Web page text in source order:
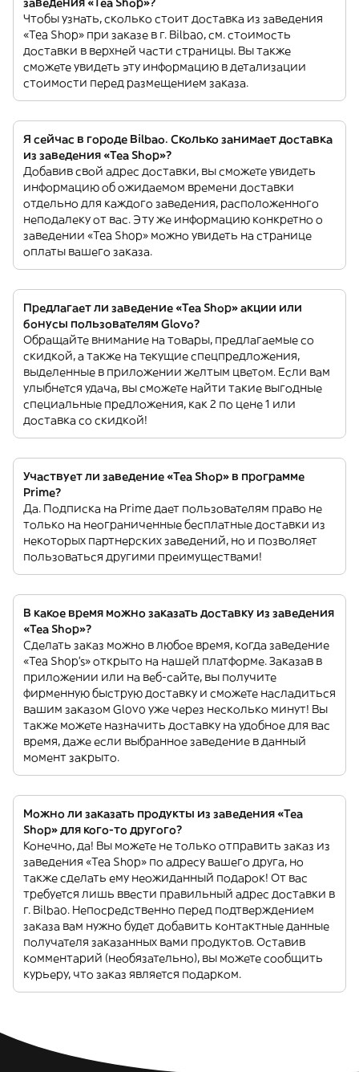
Чтобы узнать, сколько стоит доставка из заведения
«Tea Shop» при заказе в г. Bilbao, см. стоимость
доставки в верхней части страницы. Вы также
сможете увидеть эту информацию в детализации
стоимости перед размещением заказа.
Я сейчас в городе Bilbao. Сколько занимает доставка
из заведения «Tea Shop»?
Добавив свой адрес доставки, вы сможете увидеть
информацию об ожидаемом времени доставки
отдельно для каждого заведения, расположенного
неподалеку от вас. Эту же информацию конкретно о
заведении «Tea Shop» можно увидеть на странице
оплаты вашего заказа.
Предлагает ли заведение «Tea Shop» акции или
бонусы пользователям Glovo?
Обращайте внимание на товары, предлагаемые со
скидкой, а также на текущие спецпредложения,
выделенные в приложении желтым цветом. Если вам
улыбнется удача, вы сможете найти такие выгодные
специальные предложения, как 2 по цене 1 или
доставка со скидкой!
Участвует ли заведение «Tea Shop» в программе
Prime?
Да. Подписка на Prime дает пользователям право не
только на неограниченные бесплатные доставки из
некоторых партнерских заведений, но и позволяет
пользоваться другими преимуществами!
В какое время можно заказать доставку из заведения
«Tea Shop»?
Сделать заказ можно в любое время, когда заведение
«Tea Shop’s» открыто на нашей платформе. Заказав в
приложении или на веб-сайте, вы получите
фирменную быструю доставку и сможете насладиться
вашим заказом Glovo уже через несколько минут! Вы
также можете назначить доставку на удобное для вас
время, даже если выбранное заведение в данный
момент закрыто.
Можно ли заказать продукты из заведения «Tea
Shop» для кого-то другого?
Конечно, да! Вы можете не только отправить заказ из
заведения «Tea Shop» по адресу вашего друга, но
также сделать ему неожиданный подарок! От вас
требуется лишь ввести правильный адрес доставки в
г. Bilbao. Непосредственно перед подтверждением
заказа вам нужно будет добавить контактные данные
получателя заказанных вами продуктов. Оставив
комментарий (необязательно), вы можете сообщить
курьеру, что заказ является подарком.